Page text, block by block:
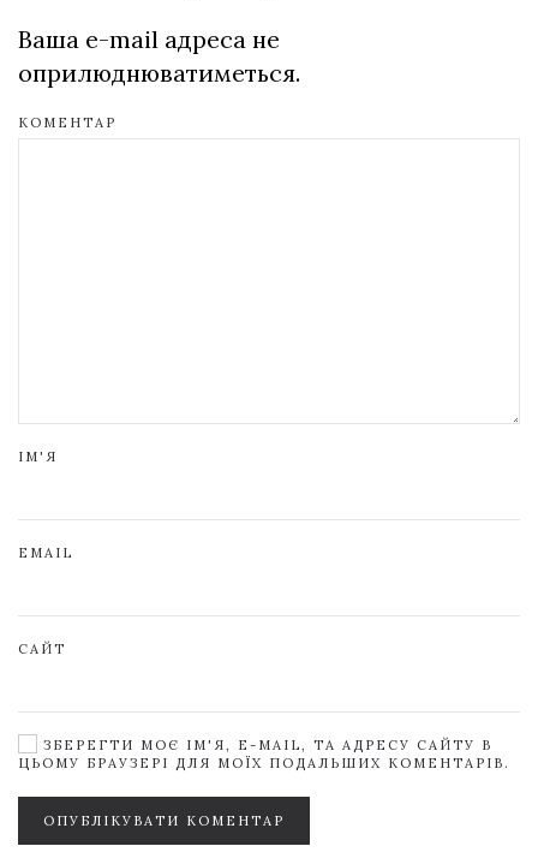
Ваша e-mail адреса не
оприлюднюватиметься.
КОМЕНТАР
ІМ'Я
EMAIL
САЙТ
ЗБЕРЕГТИ МОЄ ІМ'Я, E-MAIL, ТА АДРЕСУ САЙТУ В
ЦЬОМУ БРАУЗЕРІ ДЛЯ МОЇХ ПОДАЛЬШИХ КОМЕНТАРІВ.
ОПУБЛІКУВАТИ КОМЕНТАР